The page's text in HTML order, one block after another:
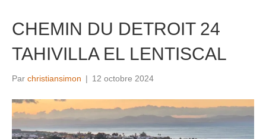
CHEMIN DU DETROIT 24
TAHIVILLA EL LENTISCAL
Par christiansimon | 12 octobre 2024